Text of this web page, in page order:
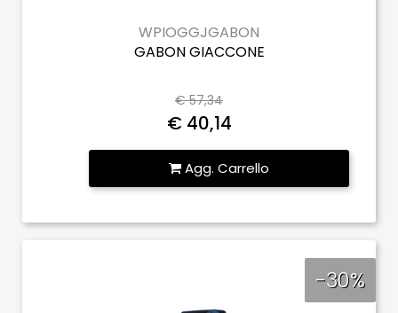
WPIOGGJGABON
GABON GIACCONE
€ 57,34
€ 40,14
Quantità
Agg. Carrello
-30%